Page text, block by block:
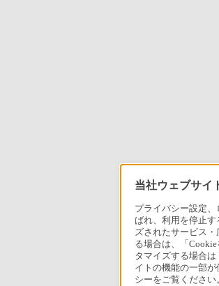
当社ウェブサイ
プライバシー設定
ばれ、利用を停止
ズされたサービス
る場合は、「
タマイズする場合
イトの機能の一部
シーをご覧ください